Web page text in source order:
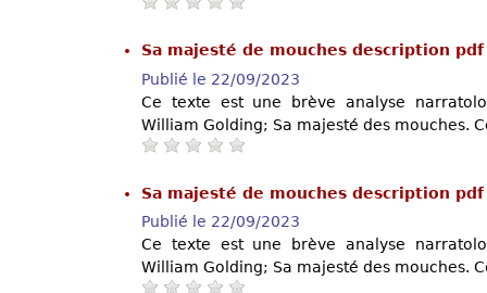
Sa majesté de mouches description
Publié le 22/09/2023
Ce texte est une brève analyse
William Golding; Sa majesté des mouches.
Sa majesté de mouches description
Publié le 22/09/2023
Ce texte est une brève analyse
William Golding; Sa majesté des mouches.